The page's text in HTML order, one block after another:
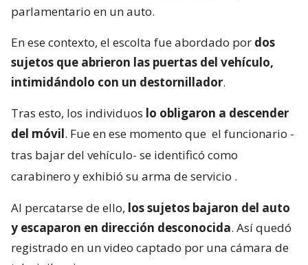
parlamentario en un auto.
En ese contexto, el escolta fue abordado por dos
sujetos que abrieron las puertas del vehículo,
intimidándolo con un destornillador.
Tras esto, los individuos lo obligaron a descender
del móvil. Fue en ese momento que el funcionario -
tras bajar del vehículo- se identificó como
carabinero y exhibió su arma de servicio .
Al percatarse de ello, los sujetos bajaron del auto
y escaparon en dirección desconocida. Así quedó
registrado en un video captado por una cámara de